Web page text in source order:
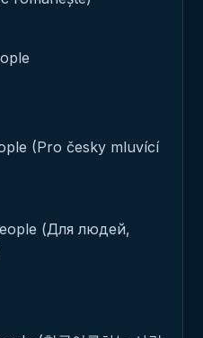
(Pro česky mluvící
(Для людей,